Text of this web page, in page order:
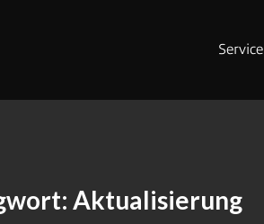
Service
Aktualisierung